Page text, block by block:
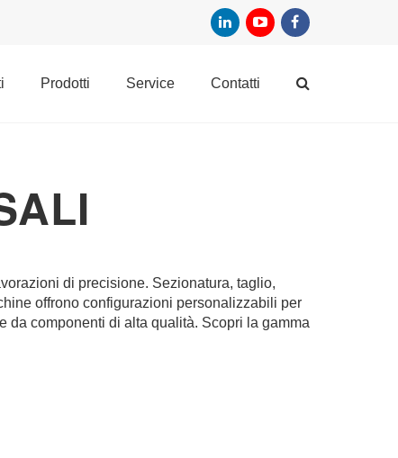
prodotti service contatti
di precisione. Sezionatura, taglio,
offrono configurazioni personalizzabili per
da componenti di alta qualità. Scopri la gamma